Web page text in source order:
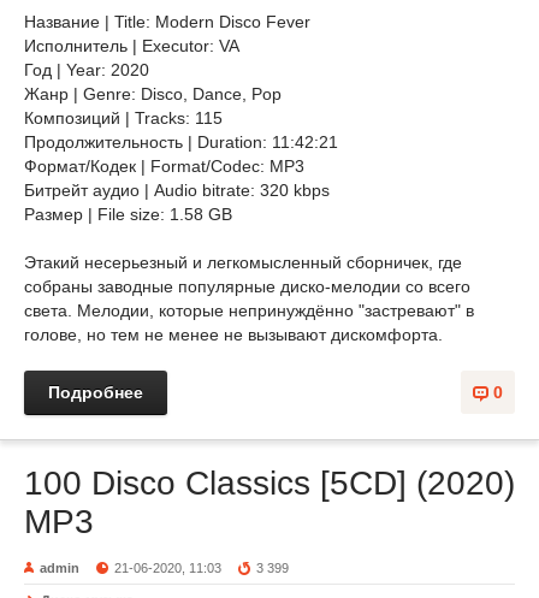
Название | Title: Modern Disco Fever
Исполнитель | Executor: VA
Год | Year: 2020
Жанр | Genre: Disco, Dance, Pop
Композиций | Tracks: 115
Продолжительность | Duration: 11:42:21
Формат/Кодек | Format/Codec: MP3
Битрейт аудио | Audio bitrate: 320 kbps
Размер | File size: 1.58 GB
Этакий несерьезный и легкомысленный сборничек, где
собраны заводные популярные диско-мелодии со всего
света. Мелодии, которые непринуждённо "застревают" в
голове, но тем не менее не вызывают дискомфорта.
0
Подробнее
100 Disco Classics [5CD] (2020)
MP3
admin 21-06-2020, 11:03 3 399